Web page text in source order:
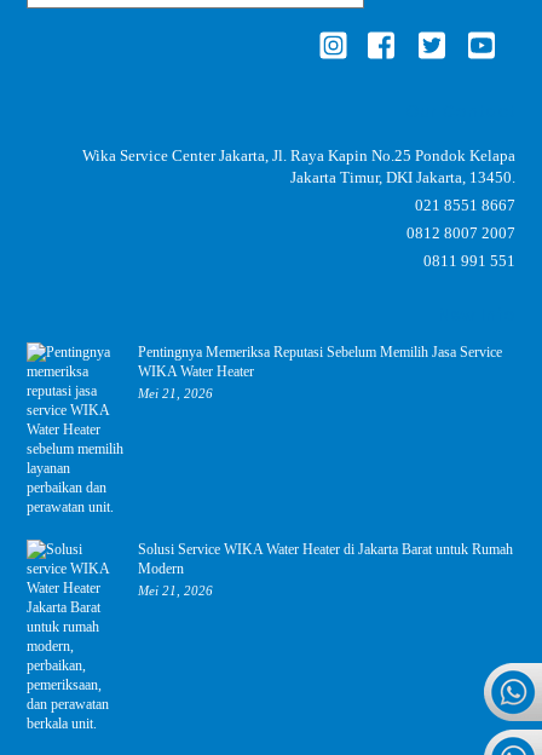
Wika Service Center Jakarta, Jl. Raya Kapin No.25 Pondok Kelapa
Jakarta Timur, DKI Jakarta, 13450.
021 8551 8667
0812 8007 2007
0811 991 551
Pentingnya Memeriksa Reputasi Sebelum Memilih Jasa Service
WIKA Water Heater
Mei 21, 2026
Solusi Service WIKA Water Heater di Jakarta Barat untuk Rumah
Modern
Mei 21, 2026